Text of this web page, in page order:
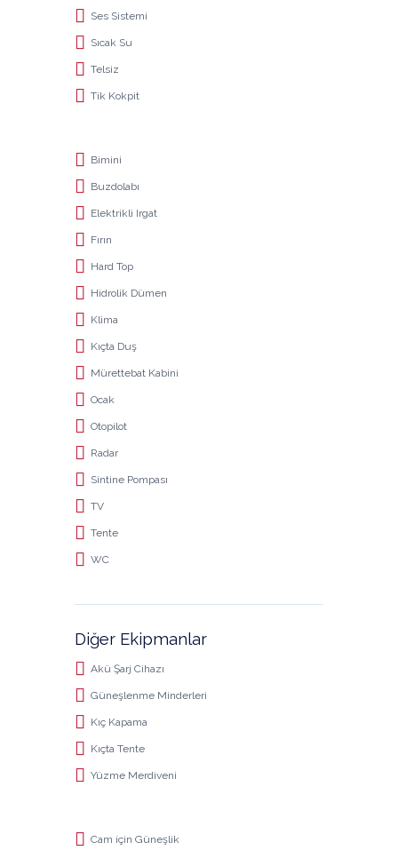
Ses Sistemi
Sıcak Su
Telsiz
Tik Kokpit
Bimini
Buzdolabı
Elektrikli Irgat
Fırın
Hard Top
Hidrolik Dümen
Klima
Kıçta Duş
Mürettebat Kabini
Ocak
Otopilot
Radar
Sintine Pompası
TV
Tente
WC
Diğer Ekipmanlar
Akü Şarj Cihazı
Güneşlenme Minderleri
Kıç Kapama
Kıçta Tente
Yüzme Merdiveni
Cam için Güneşlik